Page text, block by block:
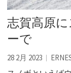
志賀高原
ーで
28 2月 2023